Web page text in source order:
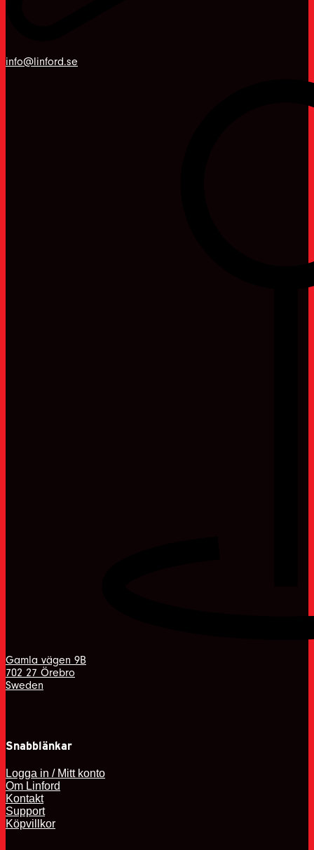
info@linford.se
Gamla vägen 9B
702 27 Örebro
Sweden
Snabblänkar
Logga in / Mitt konto
Om Linford
Kontakt
Support
Köpvillkor